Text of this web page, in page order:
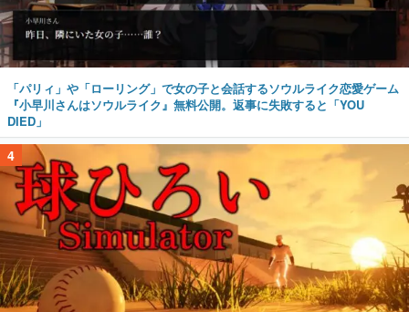
「パリィ」や「ローリング」で女の子と会話するソウルライク恋愛ゲーム
『小早川さんはソウルライク』無料公開。返事に失敗すると「YOU
DIED」
4